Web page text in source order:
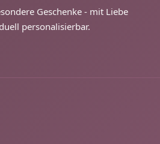
Geschenke - mit Liebe
personalisierbar.